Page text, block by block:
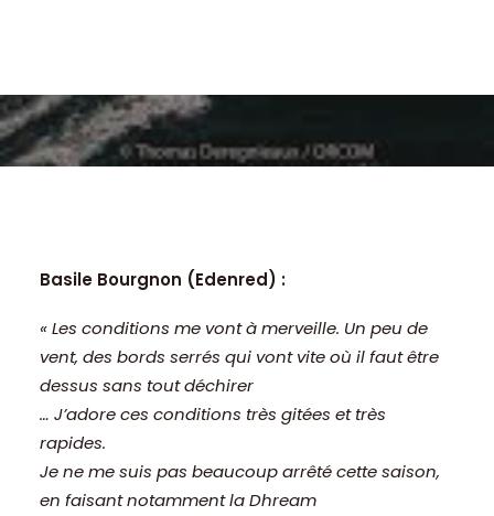
Basile Bourgnon (Edenred) :
« Les conditions me vont à merveille. Un peu de
vent, des bords serrés qui vont vite où il faut être
dessus sans tout déchirer
… J’adore ces conditions très gitées et très
rapides.
Je ne me suis pas beaucoup arrêté cette saison,
en faisant notamment la Dhream